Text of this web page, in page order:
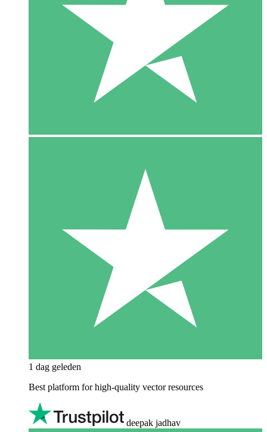
1 dag geleden
Best platform for high-quality vector resources
deepak jadhav